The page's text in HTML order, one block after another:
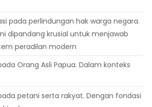
pada perlindungan hak warga negara.
dipandang krusial untuk menjawab
peradilan modern
Orang Asli Papua. Dalam konteks
petani serta rakyat. Dengan fondasi